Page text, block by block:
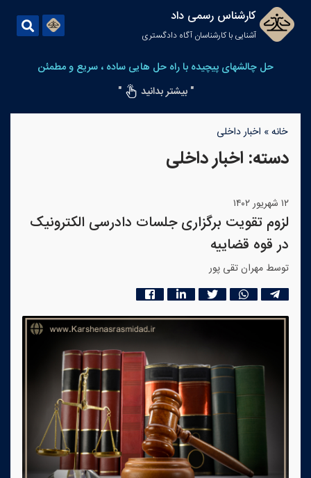
کارشناس رسمی داد
آشنایی با کارشناسان آگاه دادگستری
حل چالشهای پیچیده با راه حل هایی ساده ، سریع و مطمئن
" بیشتر بدانید
"
خانه» اخبار داخلی
دسته: اخبار داخلی
۱۲ شهریور ۱۴۰۲
لزوم تقویت برگزاری جلسات دادرسی الکترونیک
در قوه قضاییه
توسط مهران تقی پور